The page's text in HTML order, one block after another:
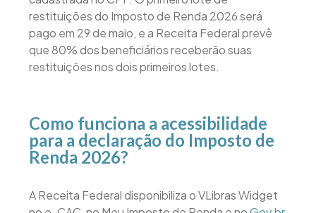
restituições do Imposto de Renda 2026 será
pago em 29 de maio, e a Receita Federal prevê
que 80% dos beneficiários receberão suas
restituições nos dois primeiros lotes.
Como funciona a acessibilidade
para a declaração do Imposto de
Renda 2026?
A Receita Federal disponibiliza o VLibras Widget